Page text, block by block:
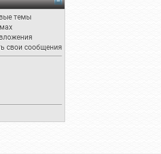
темы
свои сообщения